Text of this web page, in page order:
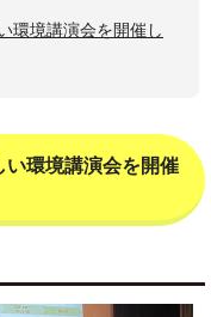
環境講演会を開催し
い環境講演会を開催